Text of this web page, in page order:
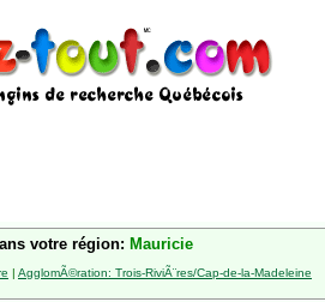
votre région: Mauricie
| AgglomÃ©ration: Trois-RiviÃ¨res/Cap-de-la-Madeleine